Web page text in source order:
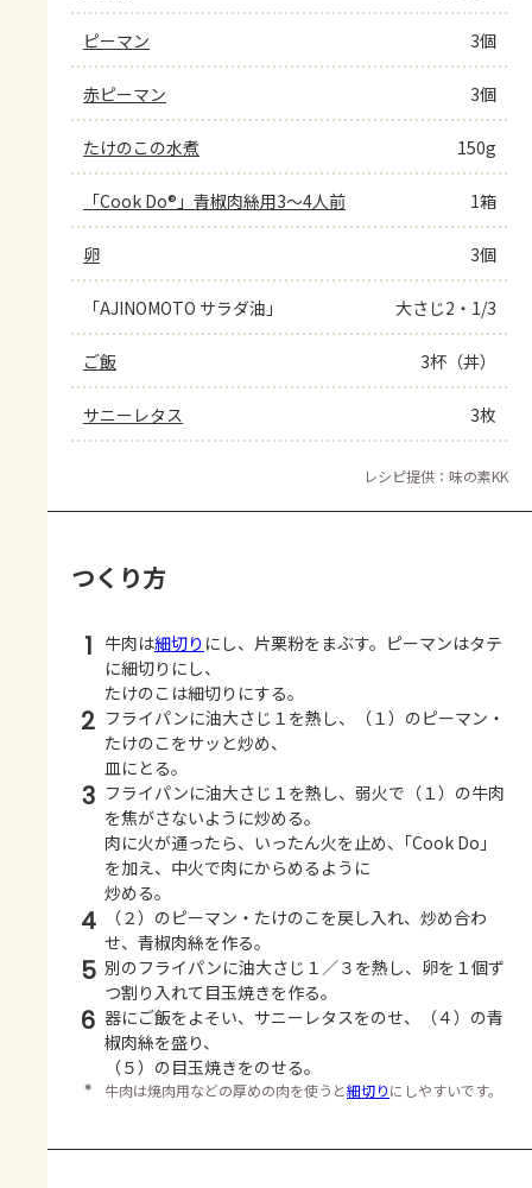
ピーマン 3個
赤ピーマン 3個
たけのこの水煮 150g
「Cook Do®」青椒肉絲用3～4人前 1箱
卵 3個
「AJINOMOTO サラダ油」 大さじ2・1/3
ご飯 3杯（丼）
サニーレタス 3枚
レシピ提供：味の素KK
つくり方
1 牛肉は細切り にし、片栗粉をまぶす。ピーマンはタテ
に細切りにし、
たけのこは細切りにする。
2 フライパンに油大さじ１を熱し、（１）のピーマン・
たけのこをサッと炒め、
皿にとる。
3 フライパンに油大さじ１を熱し、弱火で（１）の牛肉
を焦がさないように炒める。
肉に火が通ったら、いったん火を止め、｢Cook Do」
を加え、中火で肉にからめるように
炒める。
4
（２）のピーマン・たけのこを戻し入れ、炒め合わ
せ、青椒肉絲を作る。
5 別のフライパンに油大さじ１／３を熱し、卵を１個ず
つ割り入れて目玉焼きを作る。
6 器にご飯をよそい、サニーレタスをのせ、（４）の青
椒肉絲を盛り、
（５）の目玉焼きをのせる。
＊ 牛肉は焼肉用などの厚めの肉を使うと細切りにしやすいです。